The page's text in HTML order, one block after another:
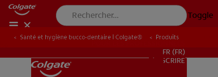
Toggle
POUR LES PROFESSIONNELS
FR (FR)
S’INSCRIRE
Santé et hygiène bucco-dentaire | Colgate® Produits